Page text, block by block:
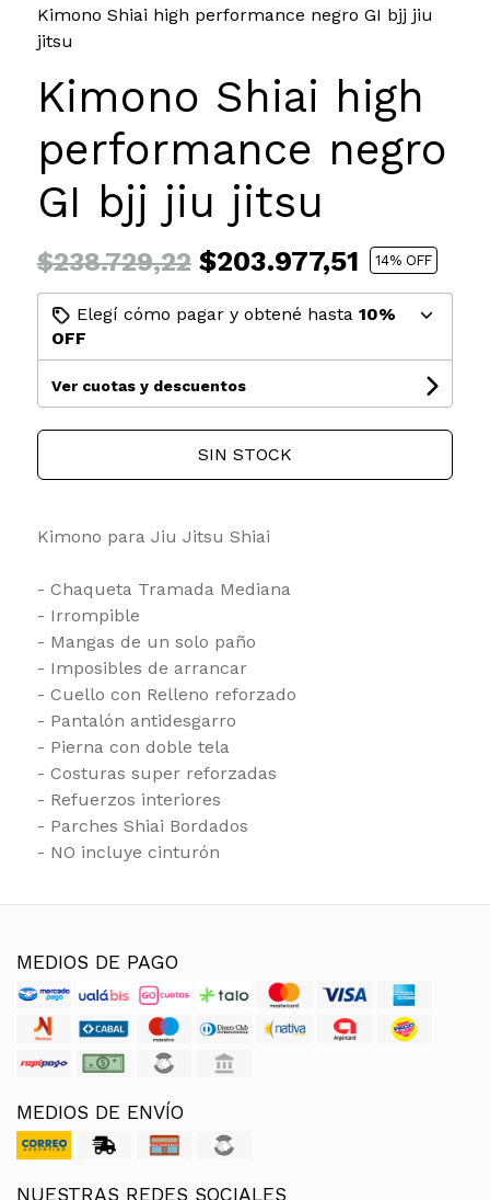
Kimono Shiai high performance negro GI bjj jiu
jitsu
Kimono Shiai high
performance negro
GI bjj jiu jitsu
$238.729,22$203.977,51 14% OFF
Elegí cómo pagar y obtené hasta 10%
OFF
Ver cuotas y descuentos
SIN STOCK
Kimono para Jiu Jitsu Shiai
- Chaqueta Tramada Mediana
- Irrompible
- Mangas de un solo paño
- Imposibles de arrancar
- Cuello con Relleno reforzado
- Pantalón antidesgarro
- Pierna con doble tela
- Costuras super reforzadas
- Refuerzos interiores
- Parches Shiai Bordados
- NO incluye cinturón
MEDIOS DE PAGO
MEDIOS DE ENVÍO
NUESTRAS REDES SOCIALES